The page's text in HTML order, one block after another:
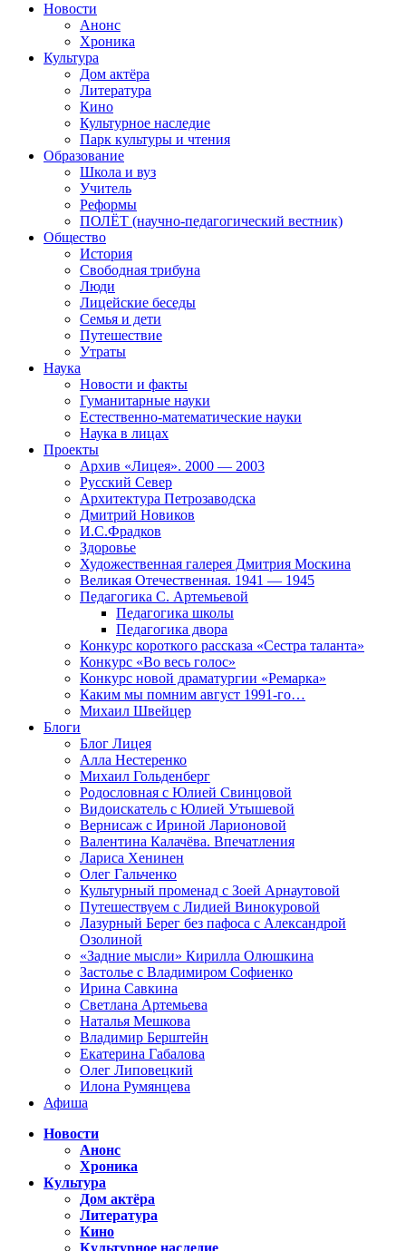
Новости
Анонс
Хроника
Культура
Дом актёра
Литература
Кино
Культурное наследие
Парк культуры и чтения
Образование
Школа и вуз
Учитель
Реформы
ПОЛЁТ (научно-педагогический вестник)
Общество
История
Свободная трибуна
Люди
Лицейские беседы
Семья и дети
Путешествие
Утраты
Наука
Новости и факты
Гуманитарные науки
Естественно-математические науки
Наука в лицах
Проекты
Архив «Лицея». 2000 — 2003
Русский Север
Архитектура Петрозаводска
Дмитрий Новиков
И.С.Фрадков
Здоровье
Художественная галерея Дмитрия Москина
Великая Отечественная. 1941 — 1945
Педагогика С. Артемьевой
Педагогика школы
Педагогика двора
Конкурс короткого рассказа «Сестра таланта»
Конкурс «Во весь голос»
Конкурс новой драматургии «Ремарка»
Каким мы помним август 1991-го…
Михаил Швейцер
Блоги
Блог Лицея
Алла Нестеренко
Михаил Гольденберг
Родословная с Юлией Свинцовой
Видоискатель с Юлией Утышевой
Вернисаж с Ириной Ларионовой
Валентина Калачёва. Впечатления
Лариса Хенинен
Олег Гальченко
Культурный променад с Зоей Арнаутовой
Путешествуем с Лидией Винокуровой
Лазурный Берег без пафоса с Александрой
Озолиной
«Задние мысли» Кирилла Олюшкина
Застолье с Владимиром Софиенко
Ирина Савкина
Светлана Артемьева
Наталья Мешкова
Владимир Берштейн
Екатерина Габалова
Олег Липовецкий
Илона Румянцева
Афиша
Новости
Анонс
Хроника
Культура
Дом актёра
Литература
Кино